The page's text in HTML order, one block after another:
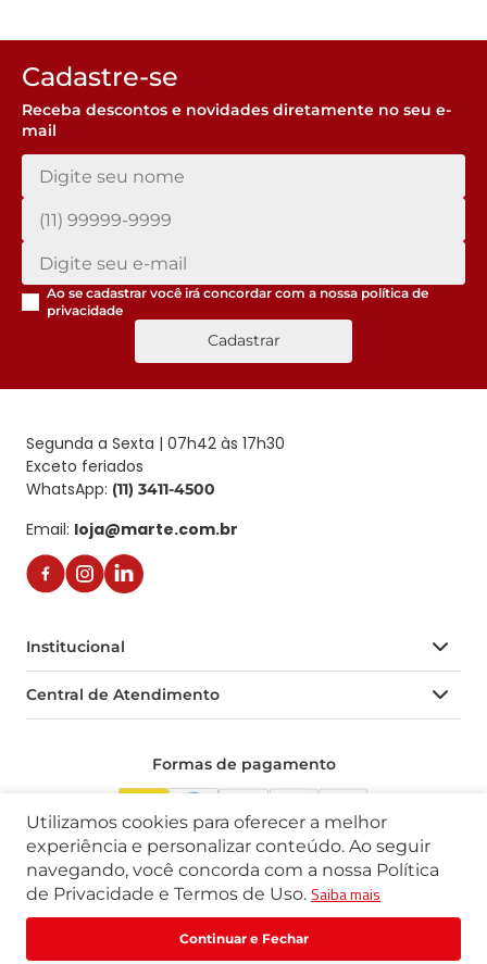
7,97
ou
Cadastre-se
Receba descontos e novidades diretamente no seu e-
mail
Ao se cadastrar você irá concordar com a nossa política de
privacidade
Cadastrar
Segunda a Sexta | 07h42 às 17h30
Exceto feriados
WhatsApp: (11) 3411-4500
Email: loja@marte.com.br
Institucional
Quem Somos
Trabalhe Conosco
Catálogos | FDS | Manuais| Guias
Central de Atendimento
Central de Atendimento
Formas de Pagamento
Prazo de Entrega
Trocas e Devoluções
Formas de pagamento
Selos de segurança
CNPJ 60.431.715/0001-20
Utilizamos cookies para oferecer a melhor
experiência e personalizar conteúdo. Ao seguir
navegando, você concorda com a nossa Política
de Privacidade e Termos de Uso. Saiba mais